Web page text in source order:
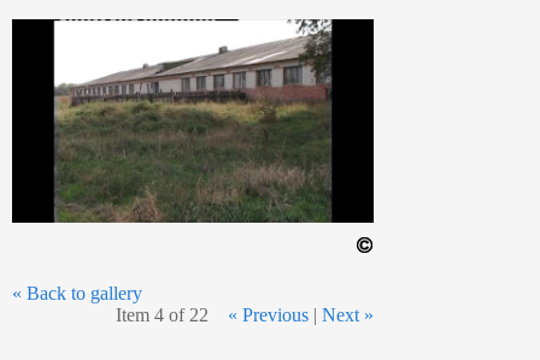
« Back to gallery
Item 4 of 22
« Previous| Next »